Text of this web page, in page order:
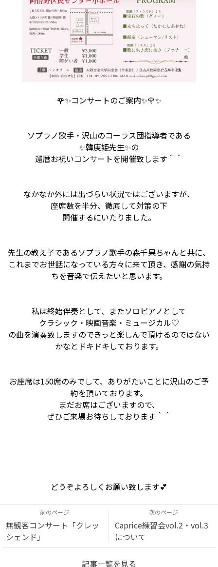
🌹✨コンサートのご案内✨🌹✨
ソプラノ歌手・沢山のコーラス団指導者である
✨韓庚姫先生✨の
還暦お祝いコンサートを開催致します＾＾
なかなか外には出づらい状況ではございますが、
座席数を半分、徹底して対策の下
開催するにいたりました。
先生の教え子であるソプラノ歌手の森千果ちゃんと共に、
これまでお世話になっている方々に来て頂き、感謝の気持
ちを音楽で伝えたいと思います。
私は終始伴奏として、またソロピアノとして
クラシック・映画音楽・ミュージカル♡
の曲を演奏致しますのできっと楽しんで頂けるのではない
かなとドキドキしております。
お座席は150席のみでして、ありがたいことに沢山のご予
約を頂いております。
まだお席はございますので、
ぜひご来場お待ちしております＾＾
どうぞよろしくお願い致します💕
前のページ
無観客コンサート「クレッ
シェンド」
次のページ
Caprice練習会vol.2・vol.3
について
記事一覧を見る